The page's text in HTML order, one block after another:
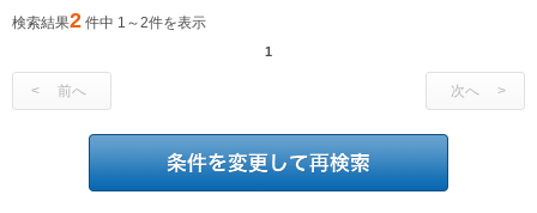
検索結果2 件中 1～2件を表示
1
前へ 次へ